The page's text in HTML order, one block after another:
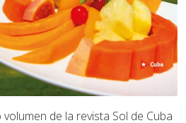
de la revista Sol de Cuba